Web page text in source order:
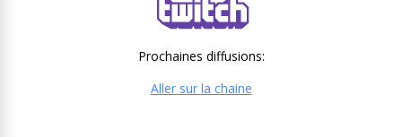
Prochaines diffusions:
Aller sur la chaine